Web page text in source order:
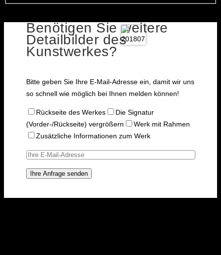
Benötigen Sie weitere
Detailbilder des
Kunstwerkes?
Bitte geben Sie Ihre E-Mail-Adresse ein, damit wir uns
so schnell wie möglich bei Ihnen melden können!
Rückseite des Werkes
Die Signatur
(Vorder-/Rückseite) vergrößern
Werk mit Rahmen
Zusätzliche Informationen zum Werk